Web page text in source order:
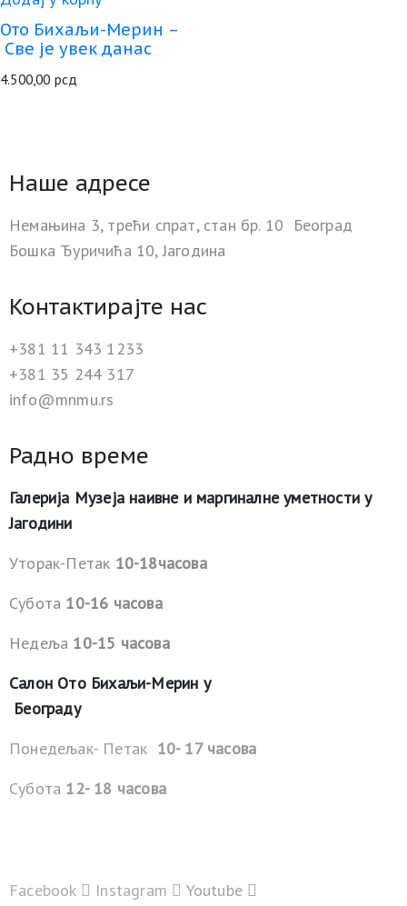
Ото Бихаљи-Мерин –
Све је увек данас
4.500,00 рсд
Наше адресе
Немањина 3, трећи спрат, стан бр. 10 Београд
Бошка Ђуричића 10, Јагодина
Контактирајте нас
+381 11 343 1233
+381 35 244 317
info@mnmu.rs
Радно време
Галерија Музеја наивне и маргиналне уметности у
Јагодини
Уторак-Петак 10-18часова
Субота 10-16 часова
Недеља 10-15 часова
Салон Ото Бихаљи-Мерин у
Београду
Понедељак- Петак 10- 17 часова
Субота 12- 18 часова
Facebook Instagram Youtube